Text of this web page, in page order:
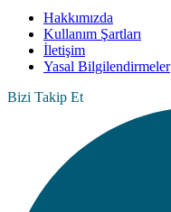
Hakkımızda
Kullanım Şartları
İletişim
Yasal Bilgilendirmeler
Bizi Takip Et